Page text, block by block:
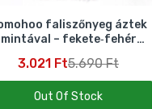
faliszőnyeg áztek
mintával – fekete‑fehér
3.021 Ft5.690 Ft
Out Of Stock